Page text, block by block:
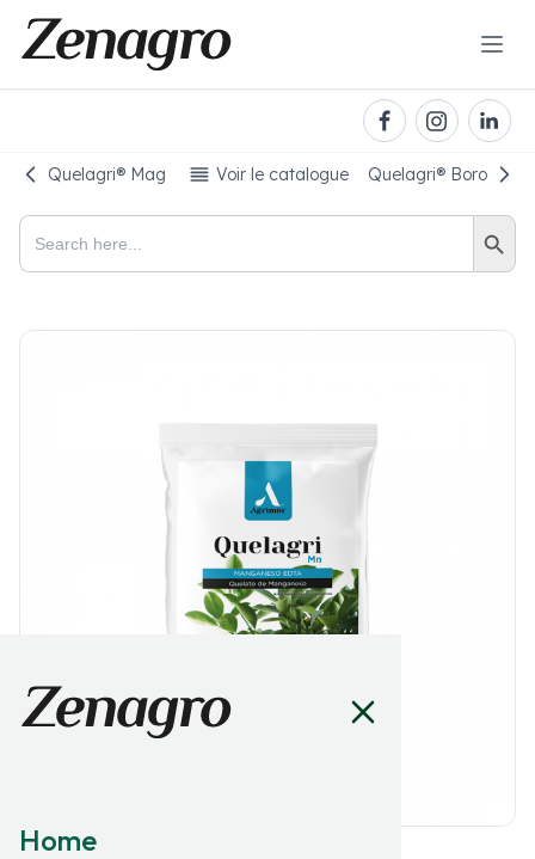
Home
Quelagri®️ Mag Voir le catalogue Quelagri®️ Boro
Search
for:
Search Button